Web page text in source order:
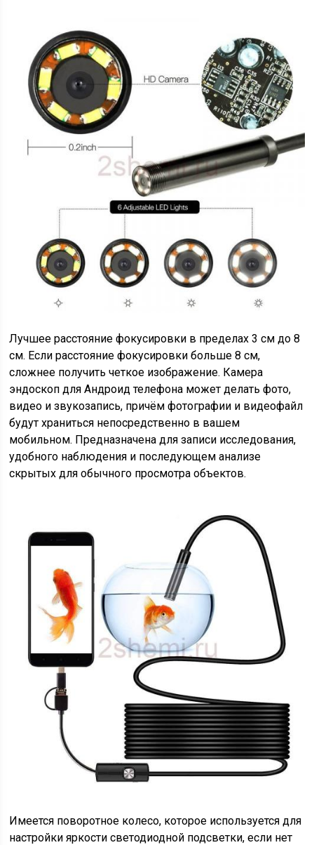
Лучшее расстояние фокусировки в пределах 3 см до 8
см. Если расстояние фокусировки больше 8 см,
сложнее получить четкое изображение. Камера
эндоскоп для Андроид телефона может делать фото,
видео и звукозапись, причём фотографии и видеофайл
будут храниться непосредственно в вашем
мобильном. Предназначена для записи исследования,
удобного наблюдения и последующем анализе
скрытых для обычного просмотра объектов.
Имеется поворотное колесо, которое используется для
настройки яркости светодиодной подсветки, если нет